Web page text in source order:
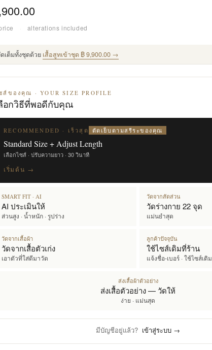
· alterations included
เต็มทั้งชุดด้วย เสื้อสูทเข้าชุด ฿ 9,900.00 →
ส์ของคุณ · YOUR SIZE PROFILE
อกวิธีที่พอดีกับคุณ
RECOMMENDED · เร็วสุด ตัดเย็บตามสรีระของคุณ
Standard Size + Adjust Length
เลือกไซส์ · ปรับความยาว · 30 วินาที
เริ่มต้น →
SMART FIT · AI
AI ประเมินให้
ส่วนสูง · น้ำหนัก · รูปร่าง
วัดจากสัดส่วน
วัดร่างกาย 22 จุด
แม่นยำสุด
วัดจากเสื้อผ้า
วัดจากเสื้อตัวเก่ง
เอาตัวที่ใส่ดีมาวัด
ลูกค้าปัจจุบัน
ใช้ไซส์เดิมที่ร้าน
แจ้งชื่อ-เบอร์ · ใช้ไซส์เดิม
ส่งเสื้อผ้าตัวอย่าง
ส่งเสื้อตัวอย่าง — วัดให้
ง่าย · แม่นสุด
มีบัญชีอยู่แล้ว? เข้าสู่ระบบ →